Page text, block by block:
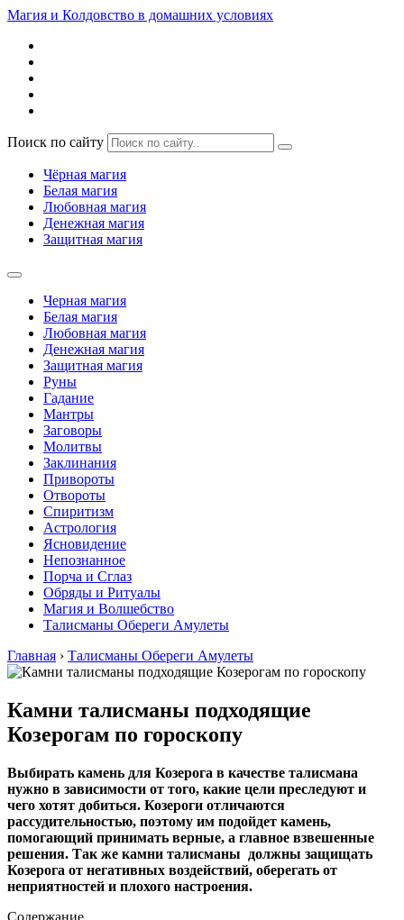
Магия и Колдовство в домашних условиях
Поиск по сайту
Чёрная магия
Белая магия
Любовная магия
Денежная магия
Защитная магия
Черная магия
Белая магия
Любовная магия
Денежная магия
Защитная магия
Руны
Гадание
Мантры
Заговоры
Молитвы
Заклинания
Привороты
Отвороты
Спиритизм
Астрология
Ясновидение
Непознанное
Порча и Сглаз
Обряды и Ритуалы
Магия и Волшебство
Талисманы Обереги Амулеты
Главная › Талисманы Обереги Амулеты
Камни талисманы подходящие
Козерогам по гороскопу
Выбирать камень для Козерога в качестве талисмана
нужно в зависимости от того, какие цели преследуют и
чего хотят добиться. Козероги отличаются
рассудительностью, поэтому им подойдет камень,
помогающий принимать верные, а главное взвешенные
решения. Так же камни талисманы должны защищать
Козерога от негативных воздействий, оберегать от
неприятностей и плохого настроения.
Содержание